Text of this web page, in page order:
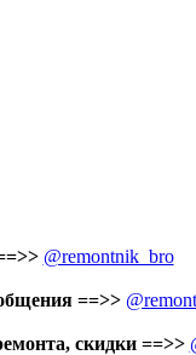
@remontnik_bro
==>>
скидки ==>>